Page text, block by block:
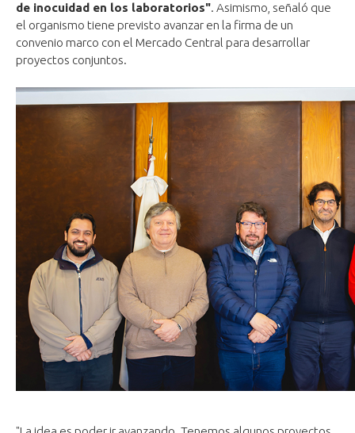
de inocuidad en los laboratorios". Asimismo, señaló que
el organismo tiene previsto avanzar en la firma de un
convenio marco con el Mercado Central para desarrollar
proyectos conjuntos.